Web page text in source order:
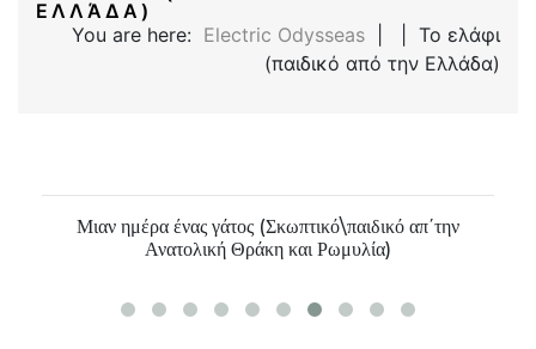
ΕΛΛΆΔΑ)
You are here: Electric Odysseas | | Το ελάφι
(παιδικό από την Ελλάδα)
Μιαν ημέρα ένας γάτος (Σκωπτικό\παιδικό απ΄την
Ανατολική Θράκη και Ρωμυλία)